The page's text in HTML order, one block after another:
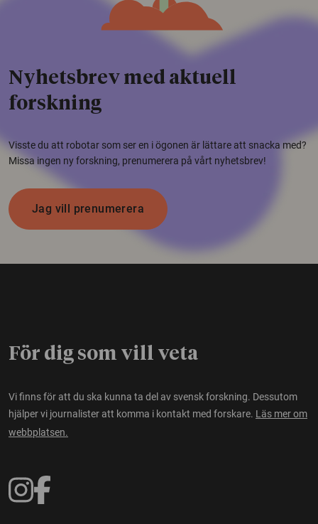
Nyhetsbrev med aktuell
forskning
Visste du att robotar som ser en i ögonen är lättare att snacka med?
Missa ingen ny forskning, prenumerera på vårt nyhetsbrev!
Jag vill prenumerera
För dig som vill veta
Vi finns för att du ska kunna ta del av svensk forskning. Dessutom
hjälper vi journalister att komma i kontakt med forskare. Läs mer om
webbplatsen.